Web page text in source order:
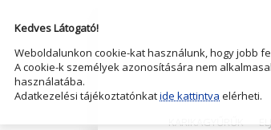
KARIKAGYŰRŰK
Kedves Látogató!
Weboldalunkon cookie-kat használunk, hogy jobb
A cookie-k személyek azonosítására nem
használatába.
Adatkezelési tájékoztatónkatide kattintva elérheti.